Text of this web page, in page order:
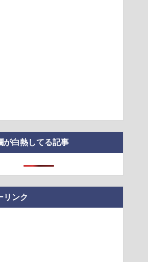
を退任し会長就任へ
が白熱してる記事
リンク